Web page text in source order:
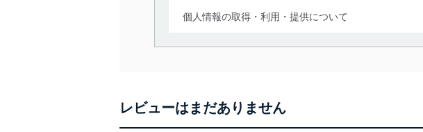
個人情報の取得・利用・提供について
当社は、個人情報の取得・利用・提供に際して、そ
法令遵守
レビューはまだありません